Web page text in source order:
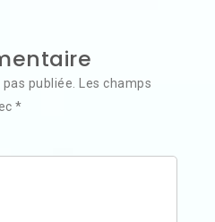
publiée.
Les champs
*